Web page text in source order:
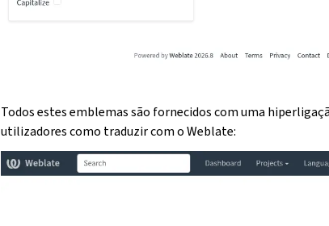
Todos estes emblemas são fornecidos com uma
utilizadores como traduzir com o Weblate: